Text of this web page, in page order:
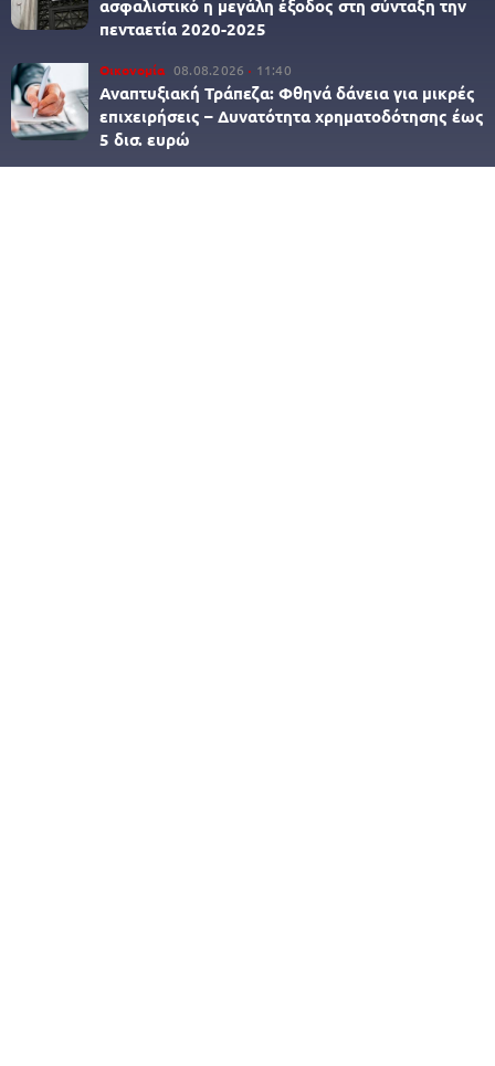
ασφαλιστικό η μεγάλη έξοδος στη σύνταξη την
πενταετία 2020-2025
Οικονομία 08.08.2026 11:40
Αναπτυξιακή Τράπεζα: Φθηνά δάνεια για μικρές
επιχειρήσεις – Δυνατότητα χρηματοδότησης έως
5 δισ. ευρώ